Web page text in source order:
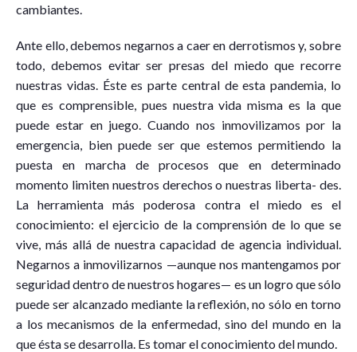
cambiantes.
Ante ello, debemos negarnos a caer en derrotismos y, sobre
todo, debemos evitar ser presas del miedo que recorre
nuestras vidas. Éste es parte central de esta pandemia, lo
que es comprensible, pues nuestra vida misma es la que
puede estar en juego. Cuando nos inmovilizamos por la
emergencia, bien puede ser que estemos permitiendo la
puesta en marcha de procesos que en determinado
momento limiten nuestros derechos o nuestras liberta- des.
La herramienta más poderosa contra el miedo es el
conocimiento: el ejercicio de la comprensión de lo que se
vive, más allá de nuestra capacidad de agencia individual.
Negarnos a inmovilizarnos —aunque nos mantengamos por
seguridad dentro de nuestros hogares— es un logro que sólo
puede ser alcanzado mediante la reflexión, no sólo en torno
a los mecanismos de la enfermedad, sino del mundo en la
que ésta se desarrolla. Es tomar el conocimiento del mundo.